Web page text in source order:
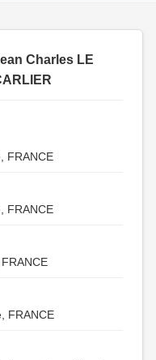
Charles LE
FRANCE
FRANCE
FRANCE